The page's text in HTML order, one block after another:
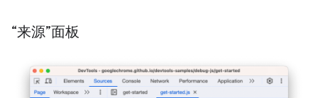
“来源”面板